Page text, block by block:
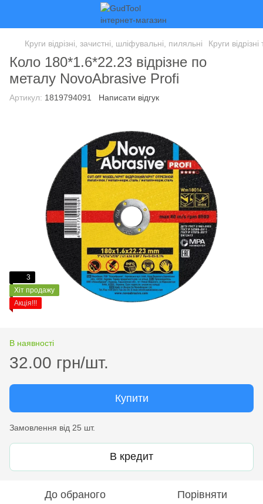
Круги відрізні, зачистні, шліфувальні, пиляльні Круги
Коло 180*1.6*22.23 відрізне по
металу NovoAbrasive Profi
Артикул: 1819794091 Написати відгук
3
Хіт продажу
Акція!!!
В наявності
32.00 грн/шт.
Купити
Замовлення від 25 шт.
В кредит
До обраного Порівняти